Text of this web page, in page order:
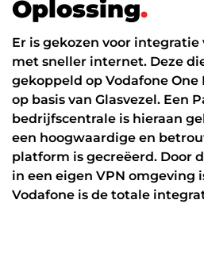
NIS2
ICT diensten
24/7 support
Werken in de cloud
Oplossing.
Er is gekozen voor integratie
met sneller internet. Deze
gekoppeld op Vodafone
op basis van Glasvezel. Een
bedrijfscentrale is hieraan
een hoogwaardige en
platform is gecreëerd. Door
in een eigen VPN omgeving
Vodafone is de totale